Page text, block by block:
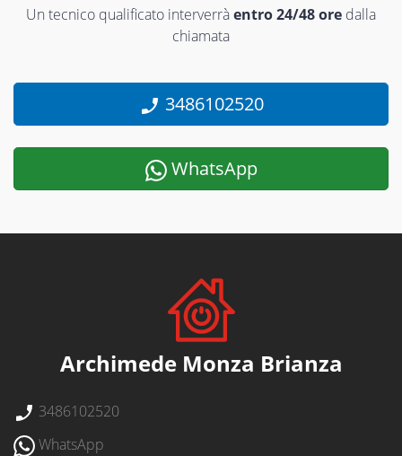
Un tecnico qualificato interverràentro 24/48 ore dalla
chiamata
3486102520
WhatsApp
Archimede Monza Brianza
3486102520
WhatsApp